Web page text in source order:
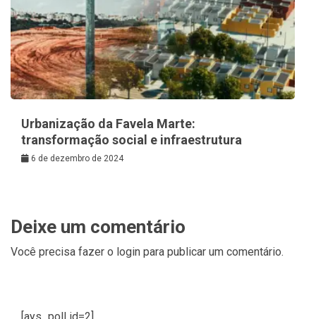
Urbanização da Favela Marte:
transformação social e infraestrutura
6 de dezembro de 2024
Deixe um comentário
Você precisa fazer o login para publicar um comentário.